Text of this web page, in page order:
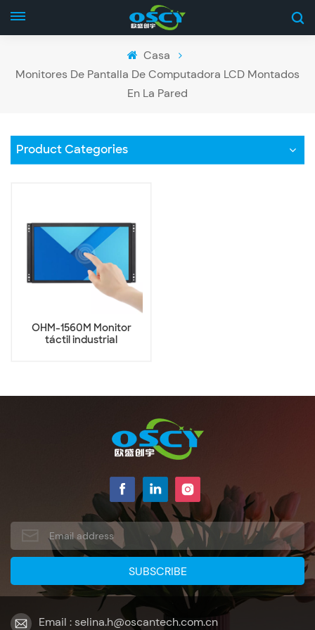
Casa
Monitores De Pantalla De Computadora LCD Montados
En La Pared
Product Categories
OHM-1560M Monitor
táctil industrial
Email : selina.h@oscantech.com.cn